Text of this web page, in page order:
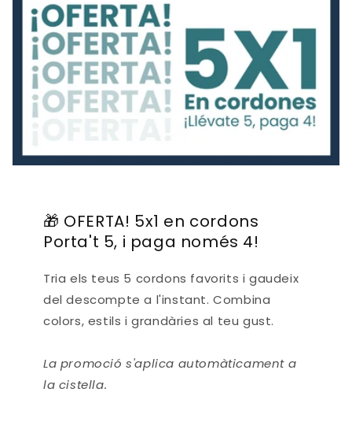
🎁 OFERTA! 5x1 en cordons
Porta't 5, i paga només 4!
Tria els teus 5 cordons favorits i gaudeix
del descompte a l'instant. Combina
colors, estils i grandàries al teu gust.
La promoció s'aplica automàticament a
la cistella.